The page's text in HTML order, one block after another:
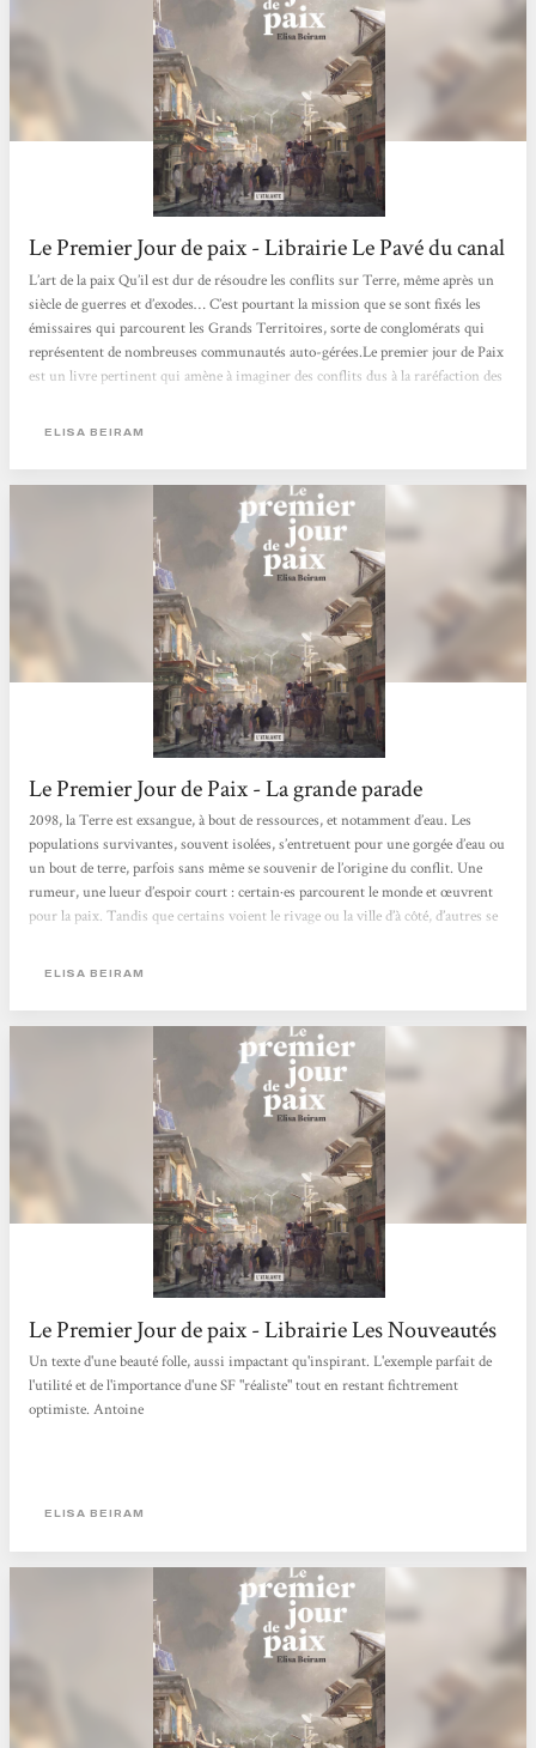
Le Premier Jour de paix - Librairie Le Pavé du canal
L’art de la paix Qu’il est dur de résoudre les conflits sur Terre, même après un
siècle de guerres et d’exodes… C’est pourtant la mission que se sont fixés les
émissaires qui parcourent les Grands Territoires, sorte de conglomérats qui
représentent de nombreuses communautés auto-gérées.Le premier jour de Paix
est un livre pertinent qui amène à imaginer des conflits dus à la raréfaction des
L’optimisme du récit n’occulte pas les origines...
ELISA BEIRAM
Le Premier Jour de Paix - La grande parade
2098, la Terre est exsangue, à bout de ressources, et notamment d’eau. Les
populations survivantes, souvent isolées, s’entretuent pour une gorgée d’eau ou
un bout de terre, parfois sans même se souvenir de l’origine du conflit. Une
rumeur, une lueur d’espoir court : certain·es parcourent le monde et œuvrent
pour la paix. Tandis que certains voient le rivage ou la ville d’à côté, d’autres se
Le roman est divisé en trois parties, de plus en plus longues, qui élargissent...
ELISA BEIRAM
Le Premier Jour de paix - Librairie Les Nouveautés
Un texte d'une beauté folle, aussi impactant qu'inspirant. L'exemple parfait de
l'utilité et de l'importance d'une SF "réaliste" tout en restant fichtrement
optimiste. Antoine
ELISA BEIRAM